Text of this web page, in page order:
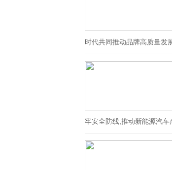
时代共同推动品牌高质量发
牢安全防线,推动新能源汽车